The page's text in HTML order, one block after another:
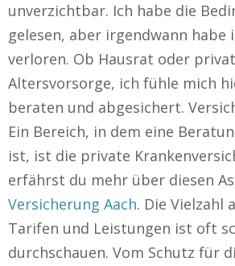
unverzichtbar. Ich habe die
gelesen, aber irgendwann habe
verloren. Ob Hausrat oder
Altersvorsorge, ich fühle mich
beraten und abgesichert.
Ein Bereich, in dem eine
ist, ist die private
erfährst du mehr über diesen
Versicherung Aach. Die Vielzahl
Tarifen und Leistungen ist oft
durchschauen. Vom Schutz für